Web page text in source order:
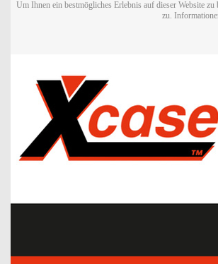
Um Ihnen ein bestmögliches Erlebnis auf dieser Website
zu.